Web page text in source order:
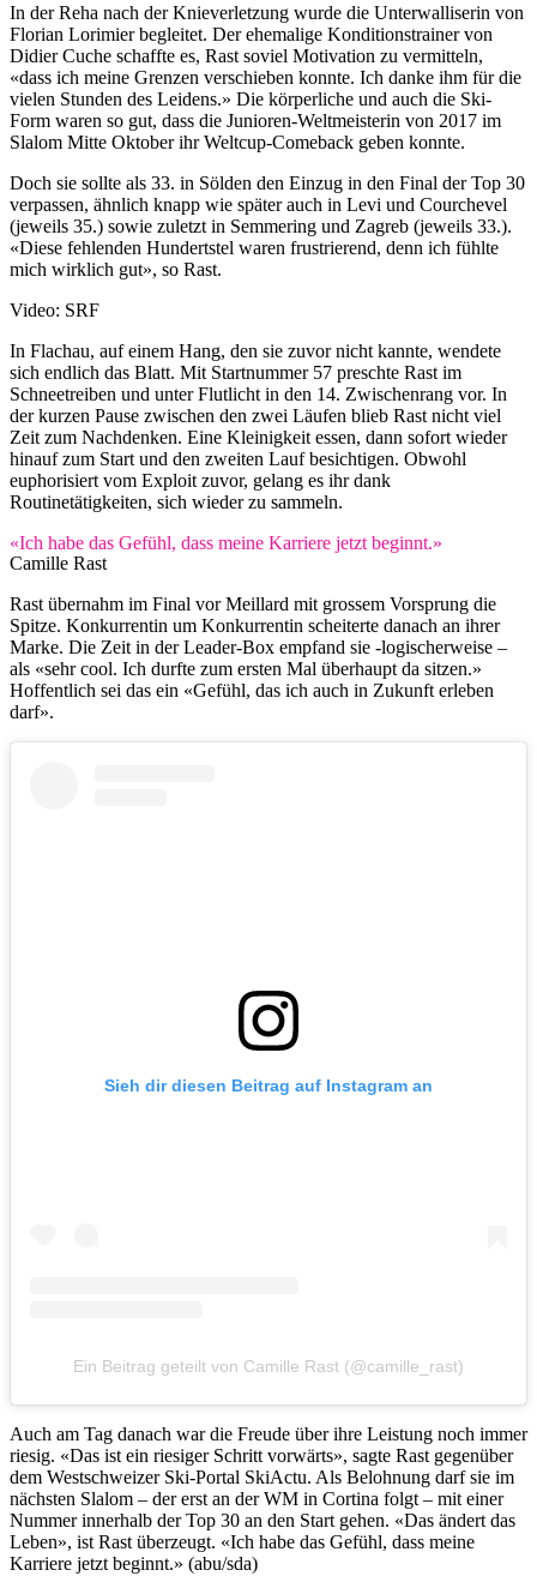
In der Reha nach der Knieverletzung wurde die Unterwalliserin von
Florian Lorimier begleitet. Der ehemalige Konditionstrainer von
Didier Cuche schaffte es, Rast soviel Motivation zu vermitteln,
«dass ich meine Grenzen verschieben konnte. Ich danke ihm für die
vielen Stunden des Leidens.» Die körperliche und auch die Ski-
Form waren so gut, dass die Junioren-Weltmeisterin von 2017 im
Slalom Mitte Oktober ihr Weltcup-Comeback geben konnte.
Doch sie sollte als 33. in Sölden den Einzug in den Final der Top 30
verpassen, ähnlich knapp wie später auch in Levi und Courchevel
(jeweils 35.) sowie zuletzt in Semmering und Zagreb (jeweils 33.).
«Diese fehlenden Hundertstel waren frustrierend, denn ich fühlte
mich wirklich gut», so Rast.
Video: SRF
In Flachau, auf einem Hang, den sie zuvor nicht kannte, wendete
sich endlich das Blatt. Mit Startnummer 57 preschte Rast im
Schneetreiben und unter Flutlicht in den 14. Zwischenrang vor. In
der kurzen Pause zwischen den zwei Läufen blieb Rast nicht viel
Zeit zum Nachdenken. Eine Kleinigkeit essen, dann sofort wieder
hinauf zum Start und den zweiten Lauf besichtigen. Obwohl
euphorisiert vom Exploit zuvor, gelang es ihr dank
Routinetätigkeiten, sich wieder zu sammeln.
«Ich habe das Gefühl, dass meine Karriere jetzt beginnt.»
Camille Rast
Rast übernahm im Final vor Meillard mit grossem Vorsprung die
Spitze. Konkurrentin um Konkurrentin scheiterte danach an ihrer
Marke. Die Zeit in der Leader-Box empfand sie -logischerweise –
als «sehr cool. Ich durfte zum ersten Mal überhaupt da sitzen.»
Hoffentlich sei das ein «Gefühl, das ich auch in Zukunft erleben
darf».
Sieh dir diesen Beitrag auf Instagram an
Ein Beitrag geteilt von Camille Rast (@camille_rast)
Auch am Tag danach war die Freude über ihre Leistung noch immer
riesig. «Das ist ein riesiger Schritt vorwärts», sagte Rast gegenüber
dem Westschweizer Ski-Portal SkiActu. Als Belohnung darf sie im
nächsten Slalom – der erst an der WM in Cortina folgt – mit einer
Nummer innerhalb der Top 30 an den Start gehen. «Das ändert das
Leben», ist Rast überzeugt. «Ich habe das Gefühl, dass meine
Karriere jetzt beginnt.» (abu/sda)